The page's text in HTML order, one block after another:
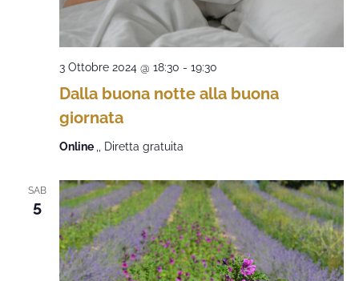
Dalla buona notte alla buona
giornata
3 Ottobre 2024 @ 18:30 - 19:30
Online ,, Diretta gratuita
SAB
5